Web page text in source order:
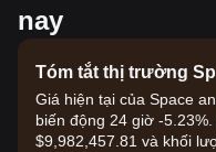
nay
Tóm tắt thị trường
Giá hiện tại của Space
biến động 24 giờ -
$9,982,457.81 và khối